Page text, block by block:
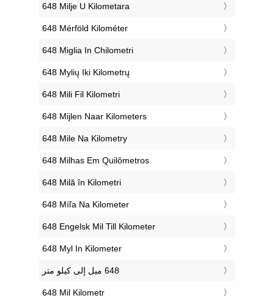
‎648 Milje U Kilometara
‎648 Mérföld Kilométer
‎648 Miglia In Chilometri
‎648 Mylių Iki Kilometrų
‎648 Mili Fil Kilometri
‎648 Mijlen Naar Kilometers
‎648 Mile Na Kilometry
‎648 Milhas Em Quilômetros
‎648 Milă în Kilometri
‎648 Míľa Na Kilometer
‎648 Engelsk Mil Till Kilometer
‎648 Myl In Kilometer
‎648 Mil Kilometr